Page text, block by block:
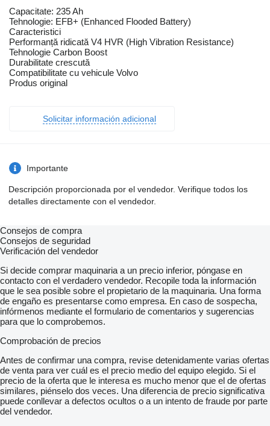
Capacitate: 235 Ah
Tehnologie: EFB+ (Enhanced Flooded Battery)
Caracteristici
Performanță ridicată V4 HVR (High Vibration Resistance)
Tehnologie Carbon Boost
Durabilitate crescută
Compatibilitate cu vehicule Volvo
Produs original
Solicitar información adicional
Importante
Descripción proporcionada por el vendedor. Verifique todos los
detalles directamente con el vendedor.
Consejos de compra
Consejos de seguridad
Verificación del vendedor
Si decide comprar maquinaria a un precio inferior, póngase en
contacto con el verdadero vendedor. Recopile toda la información
que le sea posible sobre el propietario de la maquinaria. Una forma
de engaño es presentarse como empresa. En caso de sospecha,
infórmenos mediante el formulario de comentarios y sugerencias
para que lo comprobemos.
Comprobación de precios
Antes de confirmar una compra, revise detenidamente varias ofertas
de venta para ver cuál es el precio medio del equipo elegido. Si el
precio de la oferta que le interesa es mucho menor que el de ofertas
similares, piénselo dos veces. Una diferencia de precio significativa
puede conllevar a defectos ocultos o a un intento de fraude por parte
del vendedor.